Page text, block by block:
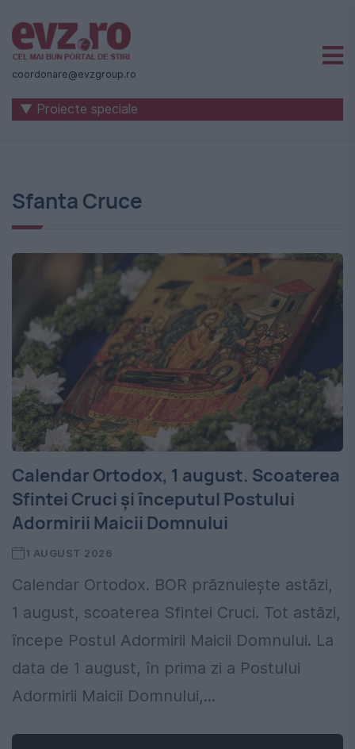
Știri
naționale
internaționale
-
Evenimentul
Zilei
coordonare@evzgroup.ro
▼ Proiecte speciale
Sfanta Cruce
Calendar Ortodox, 1 august. Scoaterea
Sfintei Cruci și începutul Postului
Adormirii Maicii Domnului
1 AUGUST 2026
Calendar Ortodox. BOR prăznuiește astăzi,
1 august, scoaterea Sfintei Cruci. Tot astăzi,
începe Postul Adormirii Maicii Domnului. La
data de 1 august, în prima zi a Postului
Adormirii Maicii Domnului,...